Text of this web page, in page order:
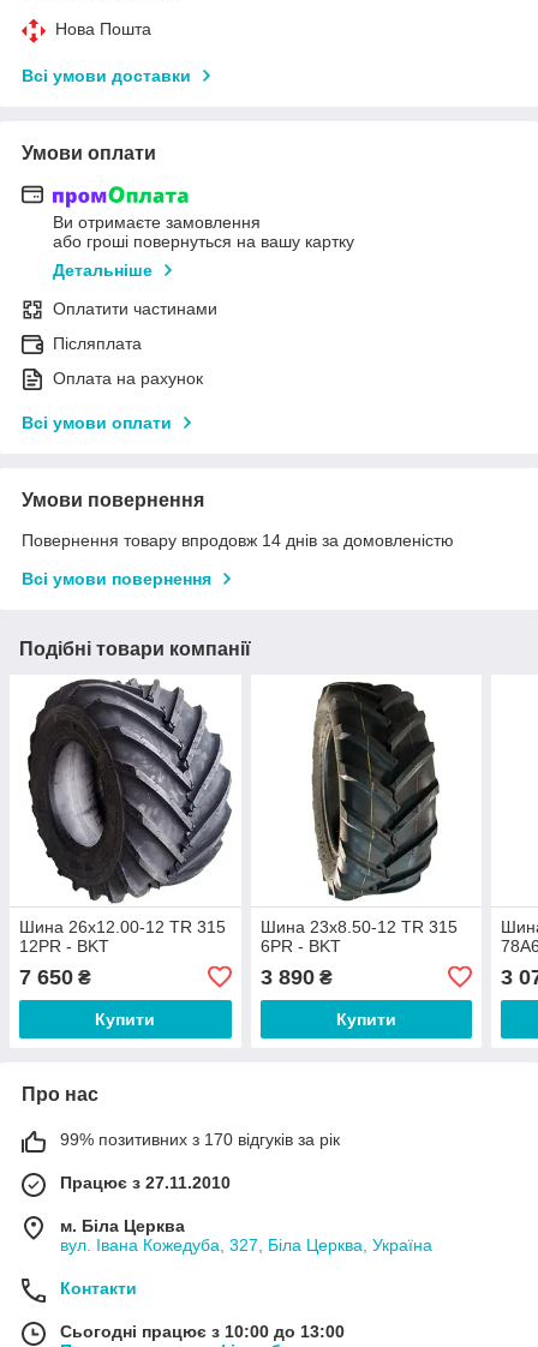
Нова Пошта
Всі умови доставки
Умови оплати
Ви отримаєте замовлення
або гроші повернуться на вашу картку
Детальніше
Оплатити частинами
Післяплата
Оплата на рахунок
Всі умови оплати
Умови повернення
Повернення товару впродовж 14 днів за домовленістю
Всі умови повернення
Подібні товари компанії
Шина 26x12.00-12 TR 315
12PR - BKT
7 650 ₴
Купити
Шина 23x8.50-12 TR 315
6PR - BKT
3 890₴
Купити
3
Про нас
99% позитивних з 170 відгуків за рік
Працює з 27.11.2010
м. Біла Церква
вул. Івана Кожедуба, 327, Біла Церква, Україна
Контакти
Сьогодні працює з 10:00 до 13:00